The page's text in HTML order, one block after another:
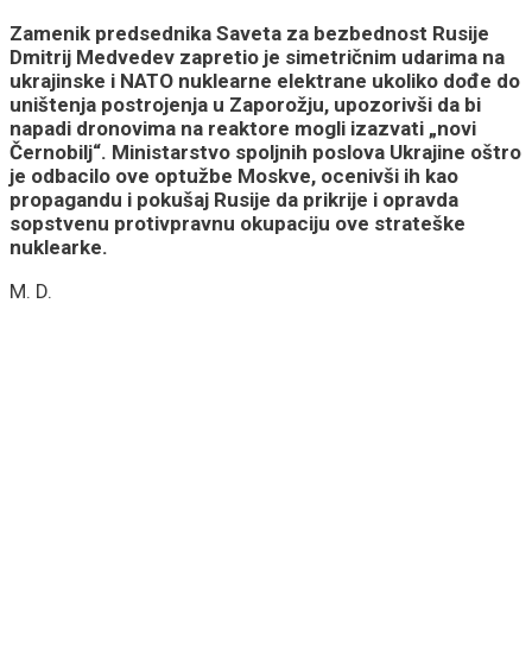
Zamenik predsednika Saveta za bezbednost Rusije
Dmitrij Medvedev zapretio je simetričnim udarima na
ukrajinske i NATO nuklearne elektrane ukoliko dođe do
uništenja postrojenja u Zaporožju, upozorivši da bi
napadi dronovima na reaktore mogli izazvati „novi
Černobilj“. Ministarstvo spoljnih poslova Ukrajine oštro
je odbacilo ove optužbe Moskve, ocenivši ih kao
propagandu i pokušaj Rusije da prikrije i opravda
sopstvenu protivpravnu okupaciju ove strateške
nuklearke.
M. D.